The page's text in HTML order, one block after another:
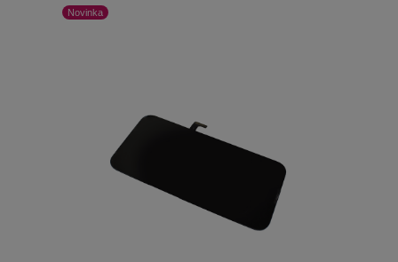
Novinka